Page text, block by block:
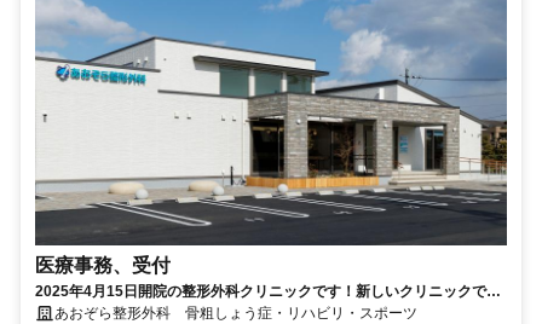
医療事務、受付
2025年4月15日開院の整形外科クリニックです！新しいクリニックで楽
しく働きませんか？
あおぞら整形外科 骨粗しょう症・リハビリ・スポーツ